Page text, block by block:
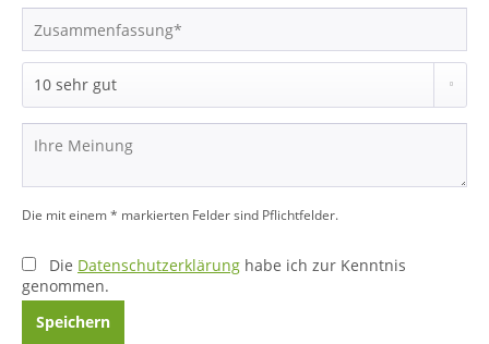
Die mit einem * markierten Felder sind Pflichtfelder.
Die Datenschutzerklärung habe ich zur Kenntnis
genommen.
Speichern